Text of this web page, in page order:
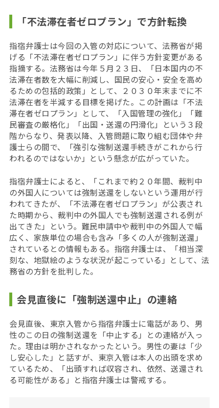
「不法滞在者ゼロプラン」で方針転換
指宿弁護士は今回の入管の対応について、法務省が掲
げる「不法滞在者ゼロプラン」に伴う方針変更がある
指摘する。法務省は今年５月２３日、「日本国内の不
法滞在者数を大幅に削減し、国民の安心・安全を高め
るための包括的政策」として、２０３０年末までに不
法滞在者を半減する目標を掲げた。この計画は 「不法
滞在者ゼロプラン」として、「入国管理の強化」「難
民審査の厳格化」「出国・送還の円滑化」という３段
階からなり、発表以降、入管問題に取り組む団体や弁
護士らの間で、「強引な強制送還手続きがこれから行
われるのではないか」という懸念が広がっていた。
指宿弁護士によると、「これまで約２０年間、裁判中
の外国人については強制送還をしないという運用が行
われてきたが、「不法滞在者ゼロプラン」が公表され
た時期から、裁判中の外国人でも強制送還される例が
出てきた」という。難民申請中や裁判中の外国人で幅
広く、家族単位の場合も含み「多くの人が強制送還」
されているとの情報もある。指宿弁護士は、「相当深
刻な、地獄絵のような状況が起こっている」として、法
務省の方針を批判した。
会見直後に「強制送還中止」の連絡
会見直後、東京入管から指宿弁護士に電話があり、男
性のこの日の強制送還を「中止する」との連絡が入っ
た。理由は明かされなかったという。男性の妻は「少
し安心した」と話すが、東京入管は本人の出頭を求め
ているため、「出頭すれば収容され、依然、送還され
る可能性がある」と指宿弁護士は警戒する。